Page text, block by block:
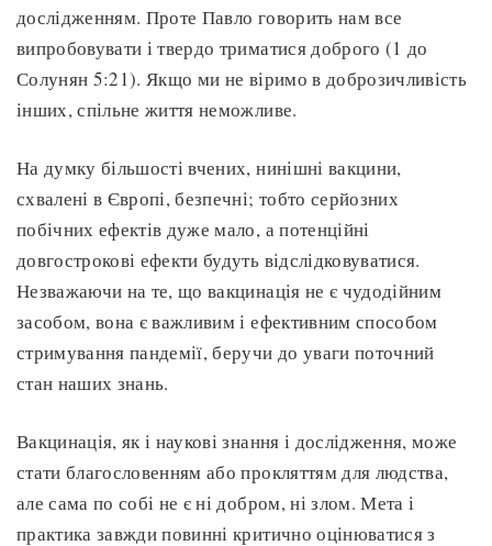
дослідженням. Проте Павло говорить нам все
випробовувати і твердо триматися доброго (1 до
Солунян 5:21). Якщо ми не віримо в доброзичливість
інших, спільне життя неможливе.
На думку більшості вчених, нинішні вакцини,
схвалені в Європі, безпечні; тобто серйозних
побічних ефектів дуже мало, а потенційні
довгострокові ефекти будуть відслідковуватися.
Незважаючи на те, що вакцинація не є чудодійним
засобом, вона є важливим і ефективним способом
стримування пандемії, беручи до уваги поточний
стан наших знань.
Вакцинація, як і наукові знання і дослідження, може
стати благословенням або прокляттям для людства,
але сама по собі не є ні добром, ні злом. Мета і
практика завжди повинні критично оцінюватися з